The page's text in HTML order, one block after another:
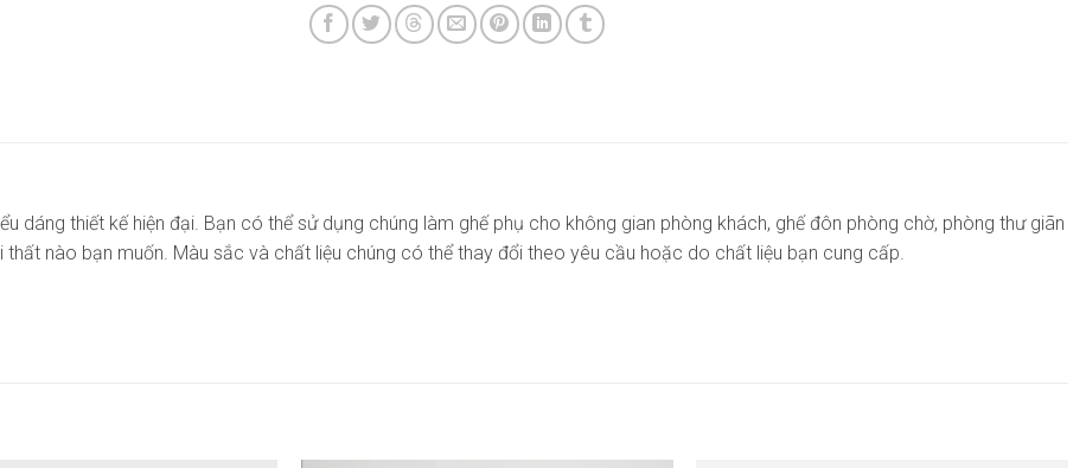
dáng thiết kế hiện đại. Bạn có thể sử dụng chúng làm ghế phụ cho không gian phòng khách, ghế đôn phòng chờ, phòng thư giãn
nào bạn muốn. Màu sắc và chất liệu chúng có thể thay đổi theo yêu cầu hoặc do chất liệu bạn cung cấp.